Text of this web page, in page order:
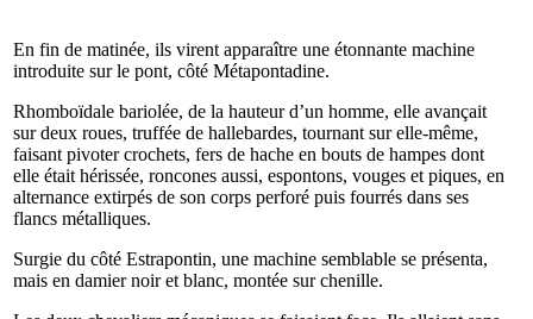
En fin de matinée, ils virent apparaître une étonnante machine
introduite sur le pont, côté Métapontadine.
Rhomboïdale bariolée, de la hauteur d’un homme, elle avançait
sur deux roues, truffée de hallebardes, tournant sur elle-même,
faisant pivoter crochets, fers de hache en bouts de hampes dont
elle était hérissée, roncones aussi, espontons, vouges et piques, en
alternance extirpés de son corps perforé puis fourrés dans ses
flancs métalliques.
Surgie du côté Estrapontin, une machine semblable se présenta,
mais en damier noir et blanc, montée sur chenille.